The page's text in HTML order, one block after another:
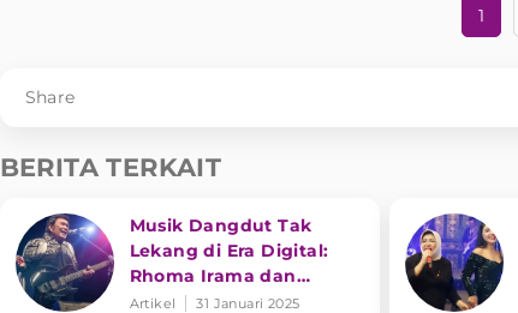
1
Share
BERITA TERKAIT
Musik Dangdut Tak
Lekang di Era Digital:
Rhoma Irama dan
Transformasi Genre
Artikel 31 Januari 2025